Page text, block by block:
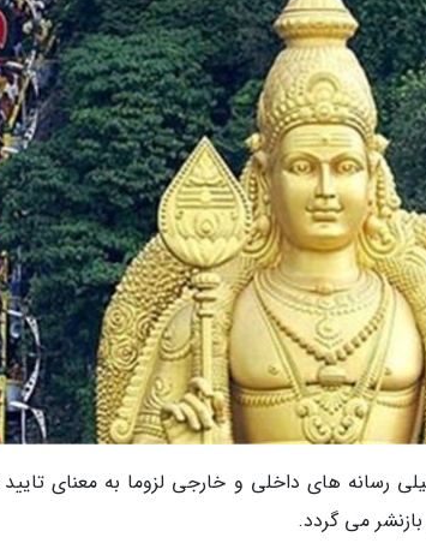
رسانه های داخلی و خارجی لزوما به معنای
می گردد.